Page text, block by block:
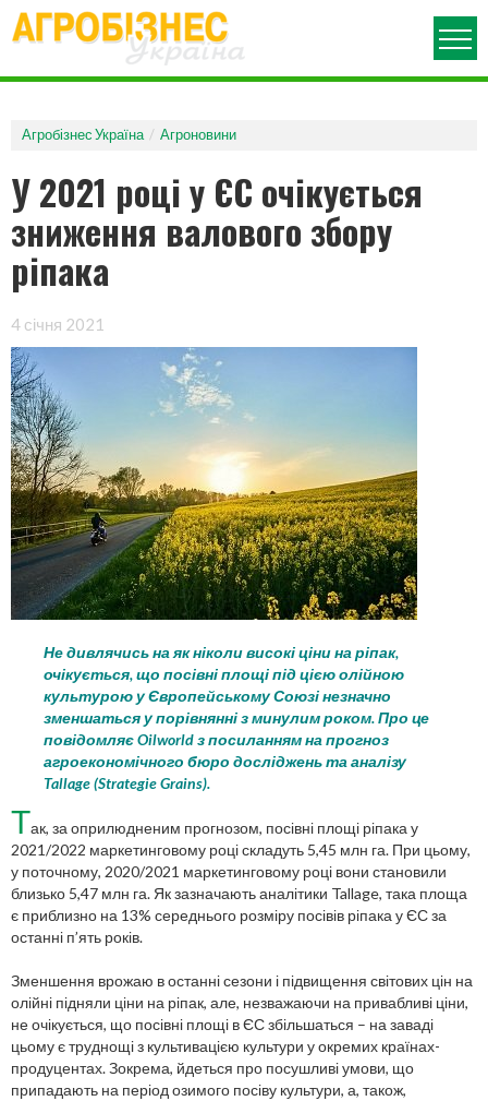
ПРО ЖУРНАЛ
АРХІВ НОМЕРІВ
РУБРИКИ
АГРОВИСТАВКИ
АГРОПОЛІТИКА
ДЕНЬ ПОЛЯ
ОГЛЯД РИНКУ
АГРОКОНФЕРЕНЦІЯ
ЗАХИСТ РОСЛИН
ЗЕРНОВІ ТЕХНОЛОГІЇ
ПОРАДИ ЮРИСТА
АГРОБІЗНЕС
Агробізнес Україна Агроновини
У 2021 році у ЄС очікується
зниження валового збору
ріпака
4 січня 2021
Не дивлячись на як ніколи високі ціни на ріпак,
очікується, що посівні площі під цією олійною
культурою у Європейському Союзі незначно
зменшаться у порівнянні з минулим роком. Про це
повідомляє Oilworld з посиланням на прогноз
агроекономічного бюро досліджень та аналізу
Tallage (Strategie Grains).
Так, за оприлюдненим прогнозом, посівні площі ріпака у
2021/2022 маркетинговому році складуть 5,45 млн га. При цьому,
у поточному, 2020/2021 маркетинговому році вони становили
близько 5,47 млн га. Як зазначають аналітики Tallage, така площа
є приблизно на 13% середнього розміру посівів ріпака у ЄС за
останні п’ять років.
Зменшення врожаю в останні сезони і підвищення світових цін на
олійні підняли ціни на ріпак, але, незважаючи на привабливі ціни,
не очікується, що посівні площі в ЄС збільшаться – на заваді
цьому є труднощі з культивацією культури у окремих країнах-
продуцентах. Зокрема, йдеться про посушливі умови, що
припадають на період озимого посіву культури, а, також,